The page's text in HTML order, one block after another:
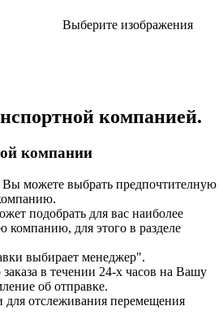
Выберите изображения
компанией.
компании
можете выбрать предпочтителную
подобрать для вас наиболее
для этого в разделе
выбирает менеджер".
в течении 24-х часов на Вашу
об отправке.
для отслеживания перемещения